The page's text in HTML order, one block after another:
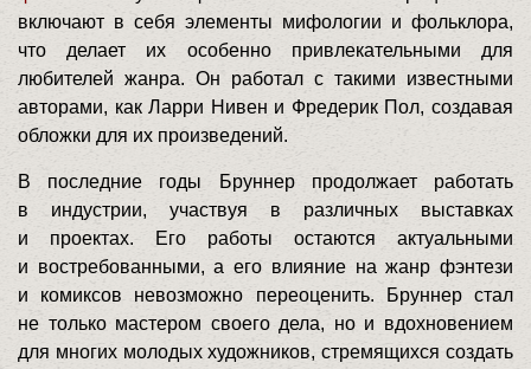
включают в себя элементы мифологии и фольклора,
что делает их особенно привлекательными для
любителей жанра. Он работал с такими известными
авторами, как Ларри Нивен и Фредерик Пол, создавая
обложки для их произведений.
В последние годы Бруннер продолжает работать
в индустрии, участвуя в различных выставках
и проектах. Его работы остаются актуальными
и востребованными, а его влияние на жанр фэнтези
и комиксов невозможно переоценить. Бруннер стал
не только мастером своего дела, но и вдохновением
для многих молодых художников, стремящихся создать